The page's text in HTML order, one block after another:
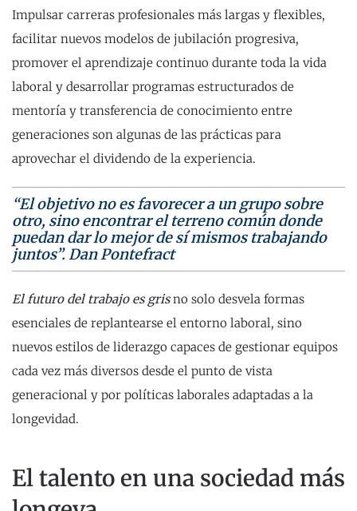
Impulsar carreras profesionales más largas y flexibles,
facilitar nuevos modelos de jubilación progresiva,
promover el aprendizaje continuo durante toda la vida
laboral y desarrollar programas estructurados de
mentoría y transferencia de conocimiento entre
generaciones son algunas de las prácticas para
aprovechar el dividendo de la experiencia.
“El objetivo no es favorecer a un grupo sobre
otro, sino encontrar el terreno común donde
puedan dar lo mejor de sí mismos trabajando
juntos”. Dan Pontefract
El futuro del trabajo es gris no solo desvela formas
esenciales de replantearse el entorno laboral, sino
nuevos estilos de liderazgo capaces de gestionar equipos
cada vez más diversos desde el punto de vista
generacional y por políticas laborales adaptadas a la
longevidad.
El talento en una sociedad más